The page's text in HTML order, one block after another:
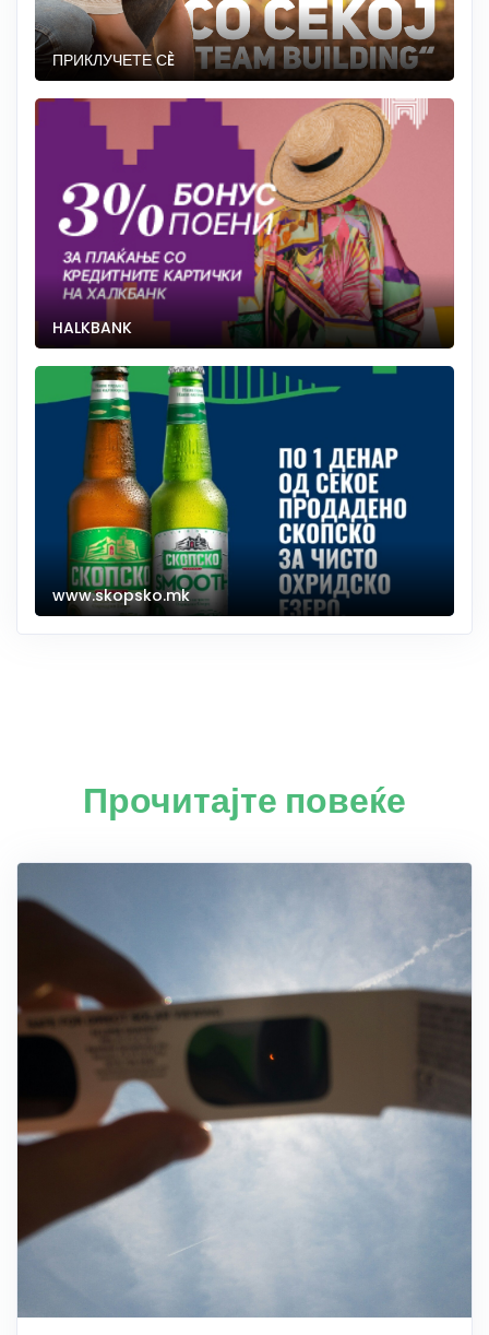
ПРИКЛУЧЕТЕ СÈ
HALKBANK
www.skopsko.mk
Прочитајте повеќе